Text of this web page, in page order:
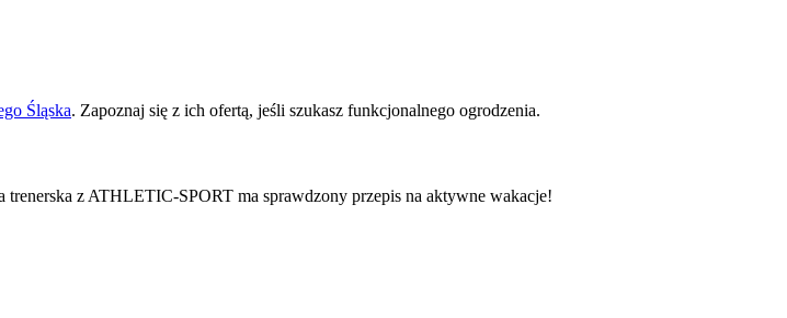
Śląska. Zapoznaj się z ich ofertą, jeśli szukasz funkcjonalnego ogrodzenia.
trenerska z ATHLETIC-SPORT ma sprawdzony przepis na aktywne wakacje!